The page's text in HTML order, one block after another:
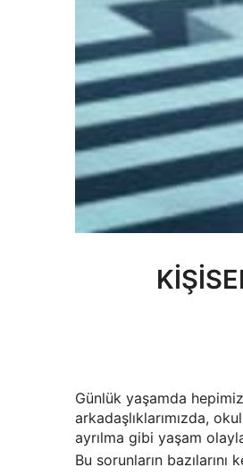
Günlük yaşamda
arkadaşlıklarımızda,
ayrılma gibi yaşam
Bu sorunların